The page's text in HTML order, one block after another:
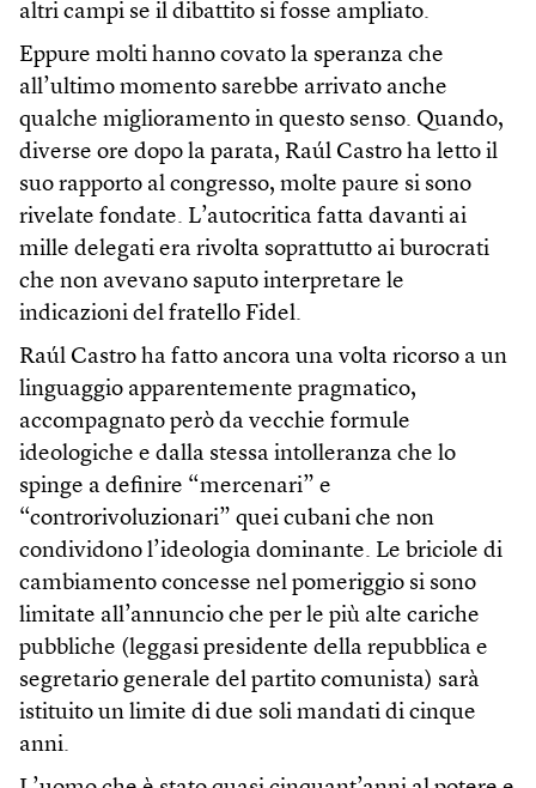
altri campi se il dibattito si fosse ampliato.
Eppure molti hanno covato la speranza che
all’ultimo momento sarebbe arrivato anche
qualche miglioramento in questo senso. Quando,
diverse ore dopo la parata, Raúl Castro ha letto il
suo rapporto al congresso, molte paure si sono
rivelate fondate. L’autocritica fatta davanti ai
mille delegati era rivolta soprattutto ai burocrati
che non avevano saputo interpretare le
indicazioni del fratello Fidel.
Raúl Castro ha fatto ancora una volta ricorso a un
linguaggio apparentemente pragmatico,
accompagnato però da vecchie formule
ideologiche e dalla stessa intolleranza che lo
spinge a definire “mercenari” e
“controrivoluzionari” quei cubani che non
condividono l’ideologia dominante. Le briciole di
cambiamento concesse nel pomeriggio si sono
limitate all’annuncio che per le più alte cariche
pubbliche (leggasi presidente della repubblica e
segretario generale del partito comunista) sarà
istituito un limite di due soli mandati di cinque
anni.